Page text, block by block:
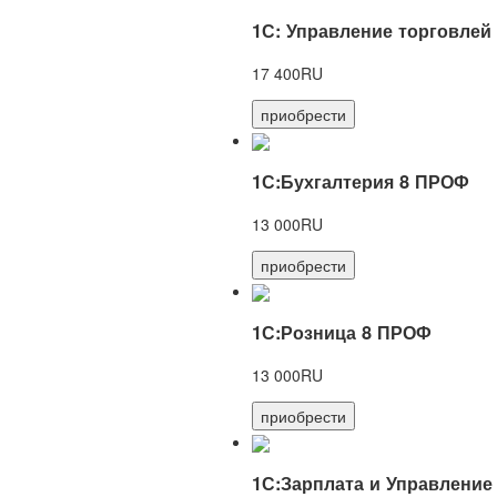
1С: Управление торговлей
17 400RU
приобрести
1С:Бухгалтерия 8 ПРОФ
13 000RU
приобрести
1С:Розница 8 ПРОФ
13 000RU
приобрести
1С:Зарплата и Управление